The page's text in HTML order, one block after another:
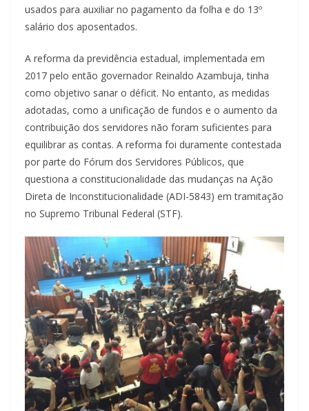
usados para auxiliar no pagamento da folha e do 13º
salário dos aposentados.
A reforma da previdência estadual, implementada em
2017 pelo então governador Reinaldo Azambuja, tinha
como objetivo sanar o déficit. No entanto, as medidas
adotadas, como a unificação de fundos e o aumento da
contribuição dos servidores não foram suficientes para
equilibrar as contas. A reforma foi duramente contestada
por parte do Fórum dos Servidores Públicos, que
questiona a constitucionalidade das mudanças na Ação
Direta de Inconstitucionalidade (ADI-5843) em tramitação
no Supremo Tribunal Federal (STF).